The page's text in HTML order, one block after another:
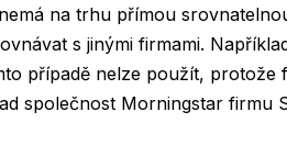
na trhu přímou
s jinými firmami.
případě nelze použít, protože
společnost Morningstar firmu